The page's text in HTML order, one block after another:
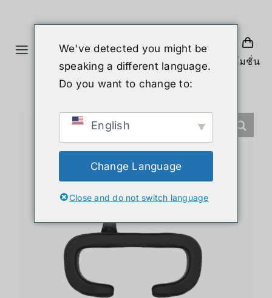
Toggle
Navigation
휴머노이드 로봇
โปรโมชั่น
We've detected you might be
speaking a different language.
Do you want to change to:
English
Change Language
Close and do not switch language